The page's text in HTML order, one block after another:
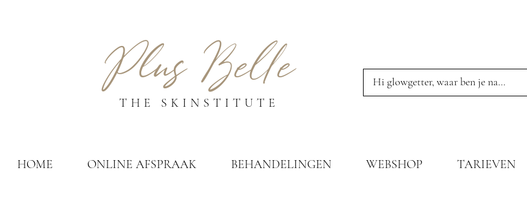
Plus Belle
THE SKINSTITUTE
HOME ONLINE AFSPRAAK BEHANDELINGEN WEBSHOP TARIEVEN